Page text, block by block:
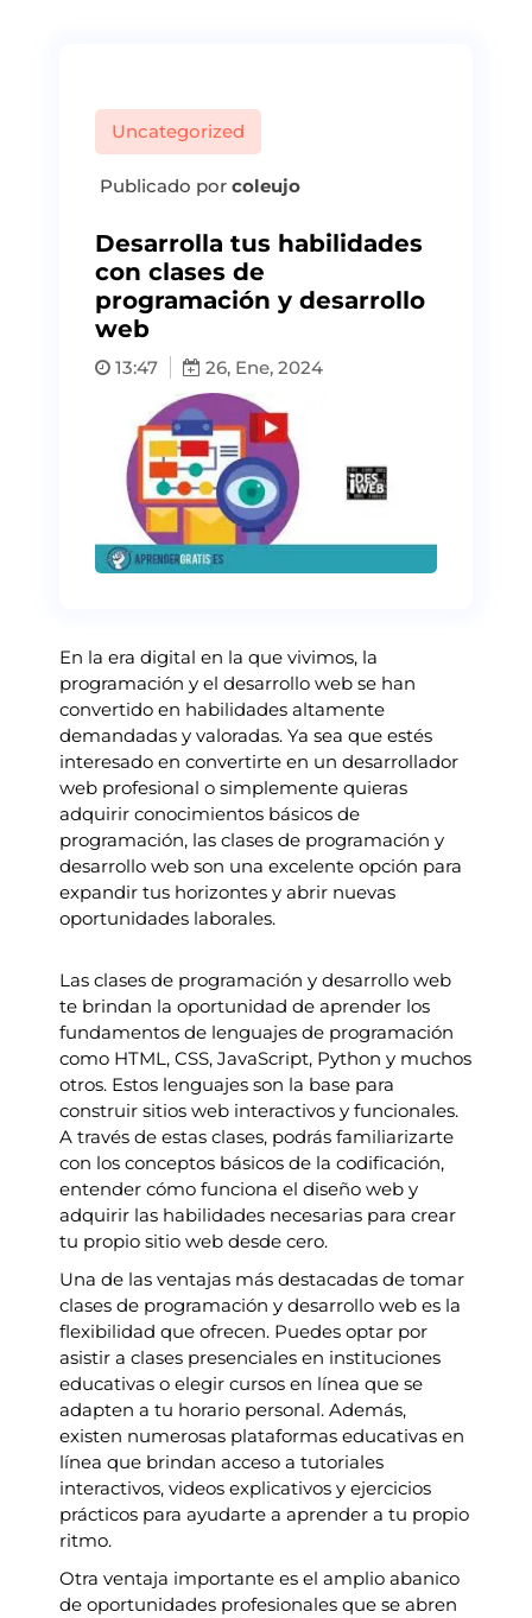
Uncategorized
Publicado por coleujo
Desarrolla tus habilidades
con clases de
programación y desarrollo
web
13:47 26, Ene, 2024
En la era digital en la que vivimos, la
programación y el desarrollo web se han
convertido en habilidades altamente
demandadas y valoradas. Ya sea que estés
interesado en convertirte en un desarrollador
web profesional o simplemente quieras
adquirir conocimientos básicos de
programación, las clases de programación y
desarrollo web son una excelente opción para
expandir tus horizontes y abrir nuevas
oportunidades laborales.
Las clases de programación y desarrollo web
te brindan la oportunidad de aprender los
fundamentos de lenguajes de programación
como HTML, CSS, JavaScript, Python y muchos
otros. Estos lenguajes son la base para
construir sitios web interactivos y funcionales.
A través de estas clases, podrás familiarizarte
con los conceptos básicos de la codificación,
entender cómo funciona el diseño web y
adquirir las habilidades necesarias para crear
tu propio sitio web desde cero.
Una de las ventajas más destacadas de tomar
clases de programación y desarrollo web es la
flexibilidad que ofrecen. Puedes optar por
asistir a clases presenciales en instituciones
educativas o elegir cursos en línea que se
adapten a tu horario personal. Además,
existen numerosas plataformas educativas en
línea que brindan acceso a tutoriales
interactivos, videos explicativos y ejercicios
prácticos para ayudarte a aprender a tu propio
ritmo.
Otra ventaja importante es el amplio abanico
de oportunidades profesionales que se abren